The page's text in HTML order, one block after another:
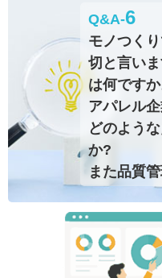
Q&A-6
モノつく
切と言い
は何ですか
アパレル
どのよう
か?
また品質